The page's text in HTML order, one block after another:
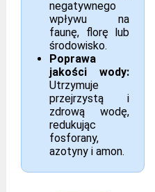
negatywnego
wpływu na
faunę, florę lub
środowisko.
Poprawa
jakości wody:
Utrzymuje
przejrzystą i
zdrową wodę,
redukując
fosforany,
azotyny i amon.